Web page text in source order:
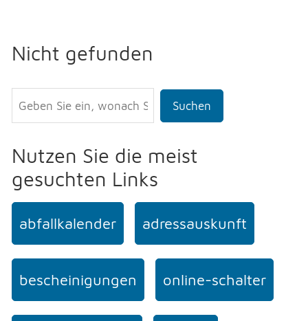
Nicht gefunden
Suchen
Nutzen Sie die meist
gesuchten Links
abfallkalender adressauskunft
bescheinigungen online-schalter